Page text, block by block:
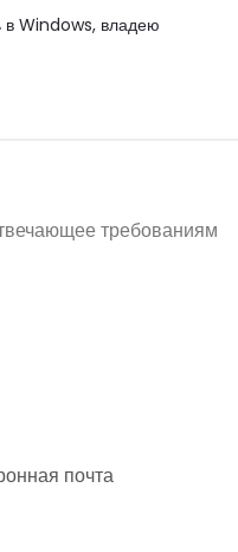
в Windows, владею
требованиям
почта